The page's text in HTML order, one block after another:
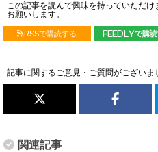
この記事を読んで興味を持っていただ
お願いします。
RSSで購読する feedlyで購読
記事に関するご意見・ご質問がございま
関連記事